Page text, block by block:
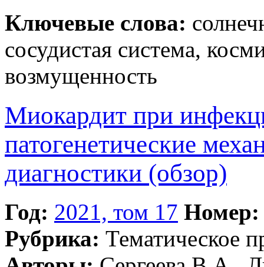
Ключевые слова:
сосудистая система,
возмущенность
Миокардит при
патогенетические
диагностики (обзор)
Год: 2021, том 17 Номер:
Рубрика: Тематическое